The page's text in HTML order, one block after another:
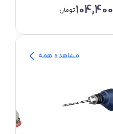
104,400تومان
مشاهده همه